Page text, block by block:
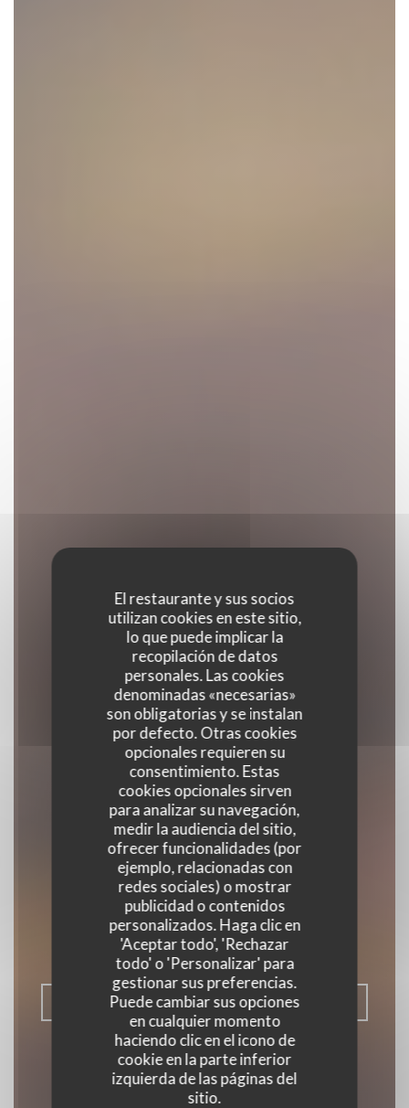
El restaurante y sus socios
utilizan cookies en este sitio,
lo que puede implicar la
recopilación de datos
personales. Las cookies
denominadas «necesarias»
son obligatorias y se instalan
por defecto. Otras cookies
opcionales requieren su
consentimiento. Estas
cookies opcionales sirven
para analizar su navegación,
medir la audiencia del sitio,
ofrecer funcionalidades (por
ejemplo, relacionadas con
redes sociales) o mostrar
publicidad o contenidos
personalizados. Haga clic en
'Aceptar todo', 'Rechazar
todo' o 'Personalizar' para
gestionar sus preferencias.
Puede cambiar sus opciones
en cualquier momento
haciendo clic en el icono de
cookie en la parte inferior
izquierda de las páginas del
sitio.
La maison des
grillades
|TOURNAI
RESERVAR UNA MESA